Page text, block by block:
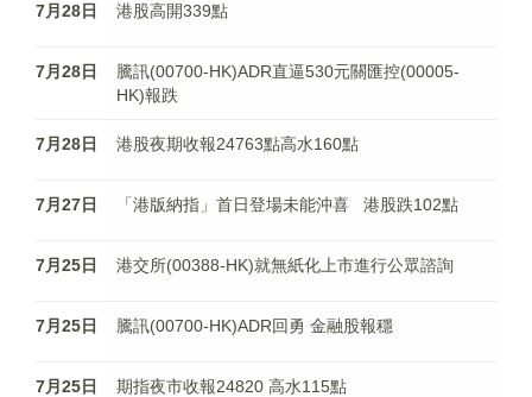
7月28日 港股高開339點
7月28日
騰訊(00700-HK)ADR直逼530元關匯控(00005-
HK)報跌
7月28日 港股夜期收報24763點高水160點
7月27日 「港版納指」首日登場未能沖喜 港股跌102點
7月25日 港交所(00388-HK)就無紙化上市進行公眾諮詢
7月25日 騰訊(00700-HK)ADR回勇 金融股報穩
7月25日 期指夜市收報24820 高水115點